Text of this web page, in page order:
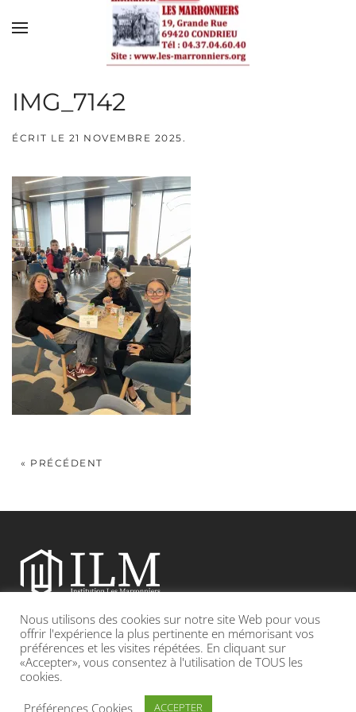
Skip to main content
IMG_7142
ÉCRIT LE 21 NOVEMBRE 2025.
« PRÉCÉDENT
Etablissement catholique sous contrat d’association avec l’Etat
Adresse : 19, Grande rue 69420 CONDRIEU
INFOS LÉGALES POLITIQUE DE CONFIDENTIALITÉ
Nous utilisons des cookies sur notre site Web pour vous
offrir l'expérience la plus pertinente en mémorisant vos
préférences et les visites répétées. En cliquant sur
«Accepter», vous consentez à l'utilisation de TOUS les
cookies.
Préférences Cookies
ACCEPTER